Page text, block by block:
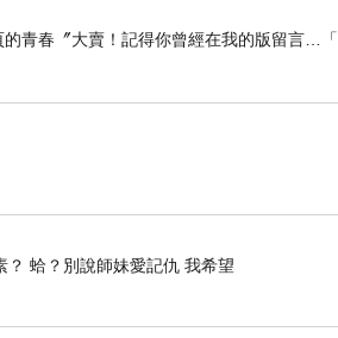
青春〞大賣！記得你曾經在我的版留言…
蛤？別說師妹愛記仇 我希望